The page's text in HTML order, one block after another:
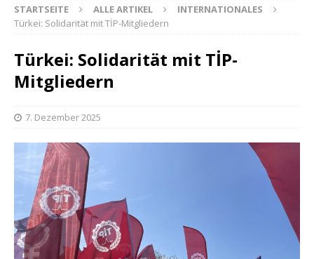
STARTSEITE ALLE ARTIKEL
INTERNATIONALES
Türkei: Solidarität mit TİP-Mitgliedern
Türkei: Solidarität mit TİP-
Mitgliedern
7. Dezember 2025